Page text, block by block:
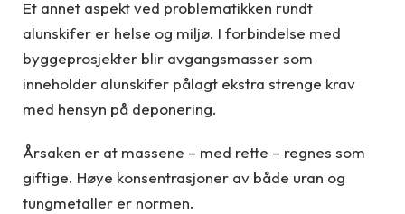
Et annet aspekt ved problematikken rundt
alunskifer er helse og miljø. I forbindelse med
byggeprosjekter blir avgangsmasser som
inneholder alunskifer pålagt ekstra strenge krav
med hensyn på deponering.
Årsaken er at massene – med rette – regnes som
giftige. Høye konsentrasjoner av både uran og
tungmetaller er normen.